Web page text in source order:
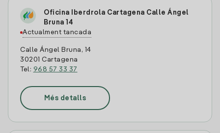
Oficina Iberdrola Cartagena Calle Ángel
Bruna 14
Actualment tancada
Calle Ángel Bruna, 14
30201 Cartagena
Tel: 968 57 33 37
Més detalls